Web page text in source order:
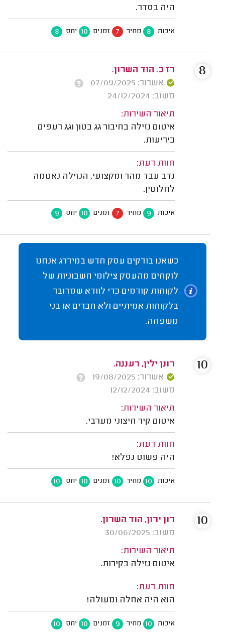
היה בסדר.
איכות 8 מחיר 7 זמנים 10 יחס 8
רז כ. הוד השרון.
אשרור: 07/09/2025
משוב: 24/12/2024
תיאור השירות:
איטום נזילה בחיבור גג בטון וגג רעפים
ביריעות.
חוות דעת:
נדב עבד מהר ומקצועי, הנזילה נאטמה
לחלוטין.
איכות 9 מחיר 7 זמנים 10 יחס 9
8
כשאנו בודקים עסק חדש במידרג אנחנו
לוקחים מהעסק צילומי חשבוניות של
לקוחות קודמים כדי לוודא שמדובר
בלקוחות אמיתיים ולא חברים או בני
משפחה.
רונן ילין, רעננה.
אשרור: 19/08/2025
משוב: 12/12/2024
תיאור השירות:
איטום קיר חיצוני מערבי.
חוות דעת:
היה פשוט נפלא!
איכות 10 מחיר 10 זמנים 10 יחס 10
10
רון ירון, הוד השרון.
משוב: 30/06/2025
תיאור השירות:
איטום נזילה בקירות.
חוות דעת:
הוא היה אחלה ומעולה!
איכות 10 מחיר 9 זמנים 10 יחס 10
10